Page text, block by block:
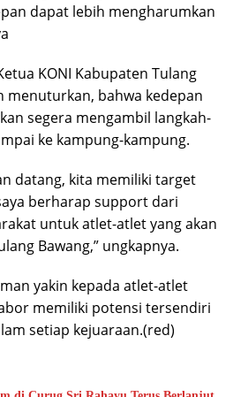
dapat lebih mengharumkan
KONI Kabupaten Tulang
menuturkan, bahwa kedepan
segera mengambil langkah-
ke kampung-kampung.
datang, kita memiliki target
berharap support dari
untuk atlet-atlet yang akan
Bawang,” ungkapnya.
yakin kepada atlet-atlet
memiliki potensi tersendiri
setiap kejuaraan.(red)